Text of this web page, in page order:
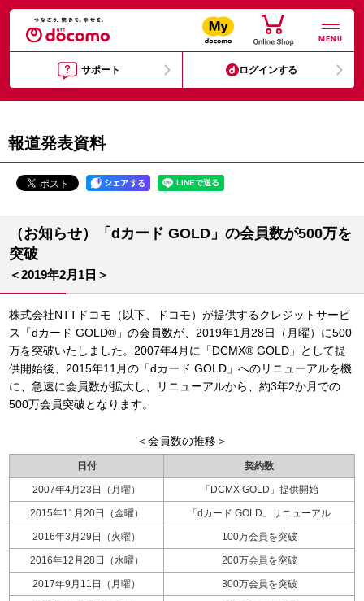
MENU
サポート ログインする
報道発表資料
（お知らせ）「dカード GOLD」の会員数が500万を
突破
＜2019年2月1日＞
株式会社NTTドコモ（以下、ドコモ）が提供するクレジットサービ
ス「dカード GOLD®」の会員数が、2019年1月28日（月曜）に500
万を突破いたしました。2007年4月に「DCMX® GOLD」として提
供開始後、2015年11月の「dカード GOLD」へのリニューアルを機
に、急速に会員数が拡大し、リニューアルから、約3年2か月での
500万会員突破となります。
＜会員数の推移＞
日付 契約数
2007年4月23日（月曜） 「DCMX GOLD」提供開始
2015年11月20日（金曜） 「dカード GOLD」リニューアル
2016年3月29日（火曜） 100万会員を突破
2016年12月28日（水曜） 200万会員を突破
2017年9月11日（月曜） 300万会員を突破